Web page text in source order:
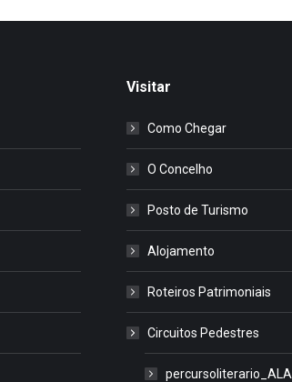
Visitar
Como Chegar
O Concelho
Posto de Turismo
Alojamento
Roteiros Patrimoniais
Circuitos Pedestres
percursoliterario_ALA